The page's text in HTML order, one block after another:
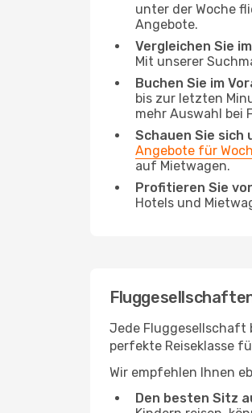
unter der Woche
Angebote.
Vergleichen Sie
Mit unserer
Buchen Sie im
bis zur letzten
mehr Auswahl bei
Schauen Sie sich
Angebote für
auf Mietwagen.
Profitieren Sie
Hotels und
Jede Fluggesellschaft
perfekte Reiseklasse
Wir empfehlen Ihnen
Den besten Sitz